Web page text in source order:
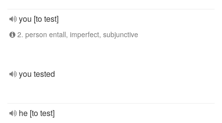
you [to test]
2. person entall, imperfect, subjunctive
you tested
he [to test]